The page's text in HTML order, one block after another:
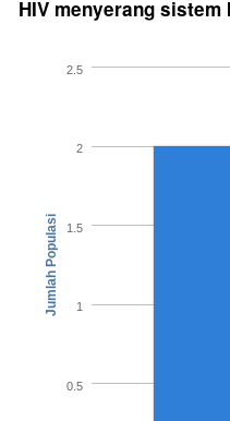
HIV menyerang
Jumlah Populasi
0.5
1
1.5
2
2.5